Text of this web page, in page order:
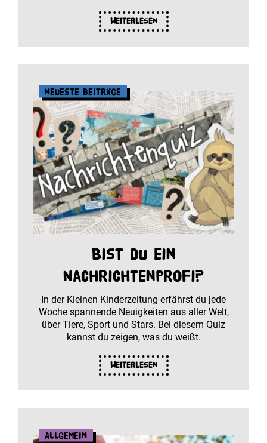
Weiterlesen
Neueste Beiträge
Bist du ein
Nachrichtenprofi?
In der Kleinen Kinderzeitung erfährst du jede
Woche spannende Neuigkeiten aus aller Welt,
über Tiere, Sport und Stars. Bei diesem Quiz
kannst du zeigen, was du weißt.
Weiterlesen
Allgemein